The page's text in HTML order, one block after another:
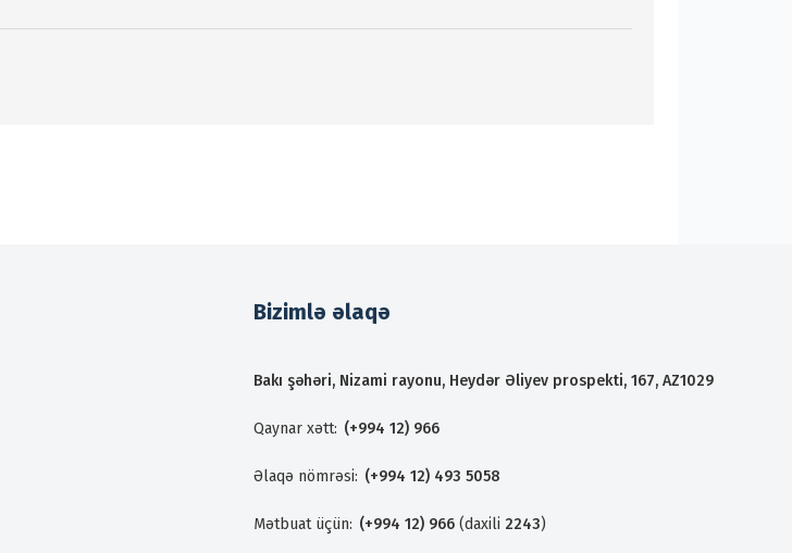
Bizimlə əlaqə
Bakı şəhəri, Nizami rayonu, Heydər Əliyev prospekti, 167, AZ1029
Qaynar xətt: (+994 12) 966
Əlaqə nömrəsi: (+994 12) 493 5058
Mətbuat üçün: (+994 12) 966 (daxili 2243)